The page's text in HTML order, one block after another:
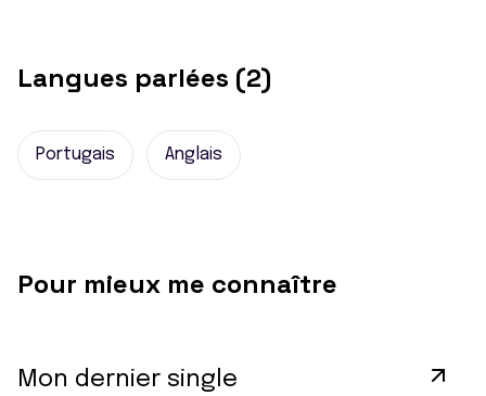
Langues parlées (2)
Portugais Anglais
Pour mieux me connaître
Mon dernier single